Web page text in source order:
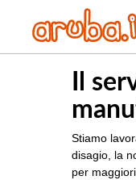
Il
Stiamo
disagio, la
per